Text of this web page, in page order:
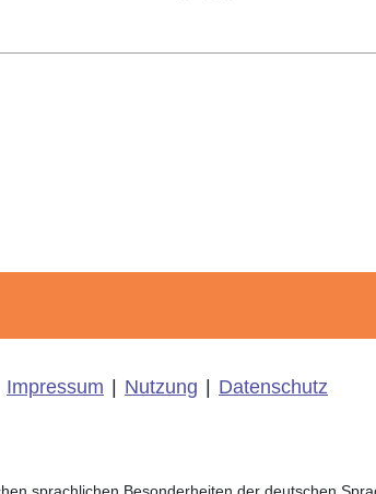
Impressum Nutzung Datenschutz